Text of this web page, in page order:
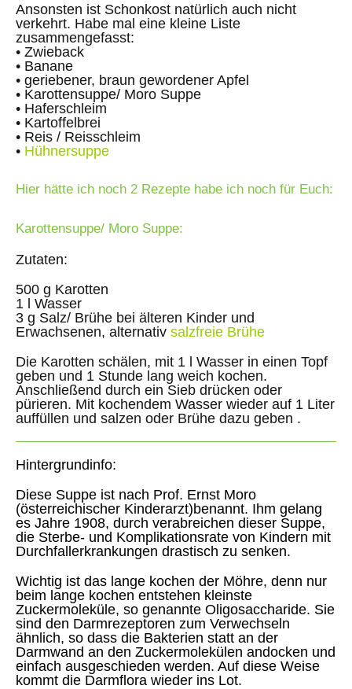
Ansonsten ist Schonkost natürlich auch nicht
verkehrt. Habe mal eine kleine Liste
zusammengefasst:
• Zwieback
• Banane
• geriebener, braun gewordener Apfel
• Karottensuppe/ Moro Suppe
• Haferschleim
• Kartoffelbrei
• Reis / Reisschleim
• Hühnersuppe
Hier hätte ich noch 2 Rezepte habe ich noch für Euch:
Karottensuppe/ Moro Suppe:
Zutaten:
500 g Karotten
1 l Wasser
3 g Salz/ Brühe bei älteren Kinder und
Erwachsenen, alternativ salzfreie Brühe
Die Karotten schälen, mit 1 l Wasser in einen Topf
geben und 1 Stunde lang weich kochen.
Anschließend durch ein Sieb drücken oder
pürieren. Mit kochendem Wasser wieder auf 1 Liter
auffüllen und salzen oder Brühe dazu geben .
Hintergrundinfo:
Diese Suppe ist nach Prof. Ernst Moro
(österreichischer Kinderarzt)benannt. Ihm gelang
es Jahre 1908, durch verabreichen dieser Suppe,
die Sterbe- und Komplikationsrate von Kindern mit
Durchfallerkrankungen drastisch zu senken.
Wichtig ist das lange kochen der Möhre, denn nur
beim lange kochen entstehen kleinste
Zuckermoleküle, so genannte Oligosaccharide. Sie
sind den Darmrezeptoren zum Verwechseln
ähnlich, so dass die Bakterien statt an der
Darmwand an den Zuckermolekülen andocken und
einfach ausgeschieden werden. Auf diese Weise
kommt die Darmflora wieder ins Lot.